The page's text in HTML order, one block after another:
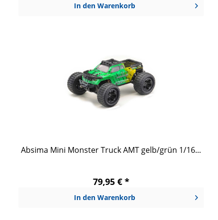
In den Warenkorb
Absima Mini Monster Truck AMT gelb/grün 1/16...
79,95 € *
In den Warenkorb